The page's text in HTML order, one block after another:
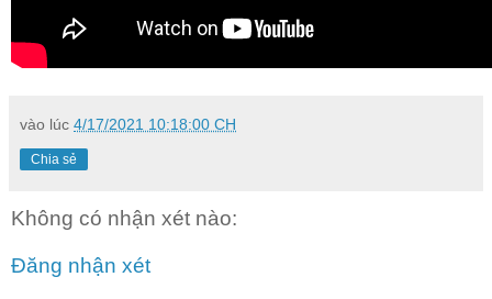
vào lúc 4/17/2021 10:18:00 CH
Chia sẻ
Không có nhận xét nào:
Đăng nhận xét